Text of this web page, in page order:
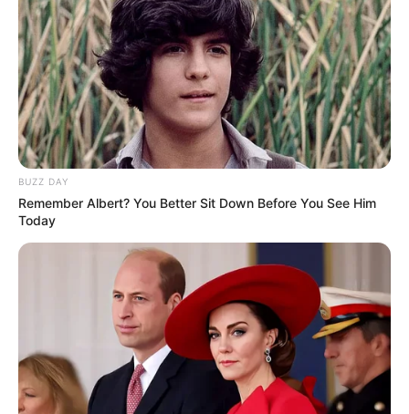
BUZZ DAY
Remember Albert? You Better Sit Down Before You See Him
Today